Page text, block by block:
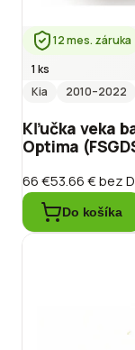
12 mes. záruka
1 ks
Kia
2010–2022
Kľučka veka
Optima
66 €53.66 €bez
Do košíka